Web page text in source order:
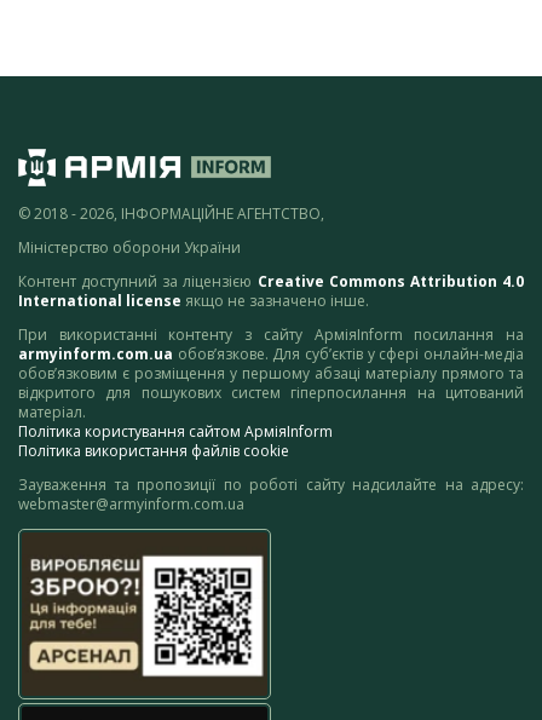
© 2018 - 2026, ІНФОРМАЦІЙНЕ АГЕНТСТВО,
Міністерство оборони України
Контент доступний за ліцензією Creative Commons Attribution 4.0
International license якщо не зазначено інше.
При використанні контенту з сайту АрміяInform посилання на
armyinform.com.ua обов’язкове. Для суб’єктів у сфері онлайн-медіа
обов’язковим є розміщення у першому абзаці матеріалу прямого та
відкритого для пошукових систем гіперпосилання на цитований
матеріал.
Політика користування сайтом АрміяInform
Політика використання файлів cookie
Зауваження та пропозиції по роботі сайту надсилайте на адресу:
webmaster@armyinform.com.ua